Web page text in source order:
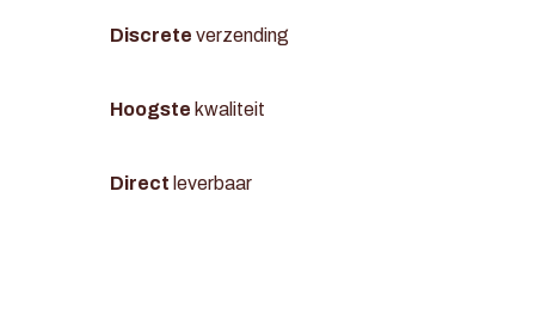
Discrete verzending
Hoogste kwaliteit
Direct leverbaar